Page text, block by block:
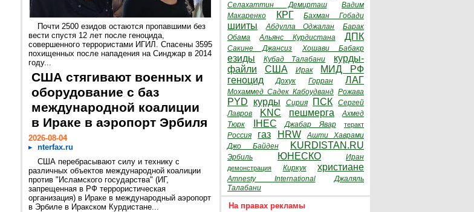
Почти 2500 езидов остаются пропавшими без
вести спустя 12 лет после геноцида,
совершенного террористами ИГИЛ. Спасены 3595
похищенных после нападения на Синджар в 2014
году...
США стягивают военных и
оборудование с баз
международной коалиции
в Ираке в аэропорт Эрбиля
2026-08-04
nterfax.ru
США перебрасывают силу и технику с
различных объектов международной коалиции
против "Исламского государства" (ИГ,
запрещенная в РФ террористическая
организация) в Ираке в международный аэропорт
в Эрбиле в Иракском Курдистане...
Селахаттин Демирташ
Вадим
Макаренко
КРГ Бахман Гобади
шииты Абдулла Оджалан
Барак
Обама
Альянс Курдистана ДПК
Сакине Джансиз Хошави Бабакр
езиды Кубад Талабани
курды-
файли
США Ирак
МИД РФ
геноцид
Дохук Горран ЛАГ
Мохаммед Садек Кабоудванд Рожава
PYD курды Сирия ПСК
Сергей
Лавров
KNC пешмерга
Ахмед
Тюрк
IHEC Джабар Явар теракт
Россия газ HRW
Ашти Хаврами
Джо Байден
KURDISTAN.RU
Эрбиль ЮНЕСКО Иран
демонстрация Киркук христиане
Amnesty International
Джаляль
Талабани
На правах рекламы